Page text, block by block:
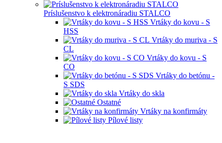
Príslušenstvo k elektronáradiu STALCO
Vrtáky do kovu - S
HSS
Vrtáky do muriva - S
CL
Vrtáky do kovu - S
CO
Vrtáky do betónu -
S SDS
Vrtáky do skla
Ostatné
Vrtáky na konfirmáty
Pílové listy